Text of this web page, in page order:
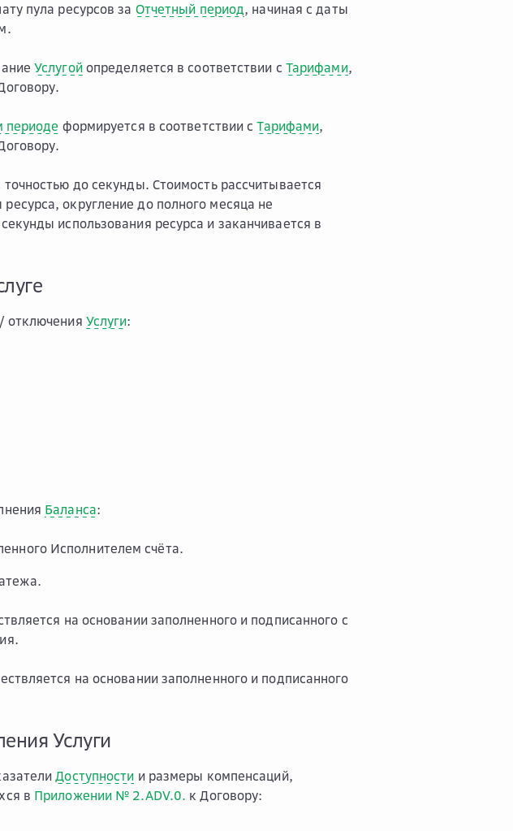
пула ресурсов за Отчетный период, начиная с даты
Услугойопределяется в соответствии с Тарифами,
периоде формируется в соответствии сТарифами,
до секунды. Стоимость рассчитывается
округление до полного месяца не
использования ресурса и заканчивается в
отключения Услуги:
Баланса:
Исполнителем счёта.
на основании заполненного и подписанного с
на основании заполненного и подписанного
Услуги
Доступности и размеры компенсаций,
в Приложении № 2.ADV.0. к Договору: